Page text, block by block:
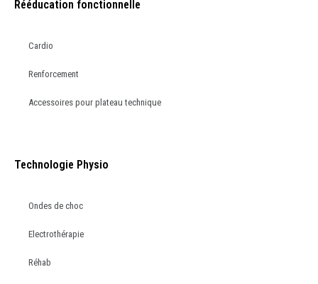
Rééducation fonctionnelle
Cardio
Renforcement
Accessoires pour plateau technique
Technologie Physio
Ondes de choc
Electrothérapie
Réhab